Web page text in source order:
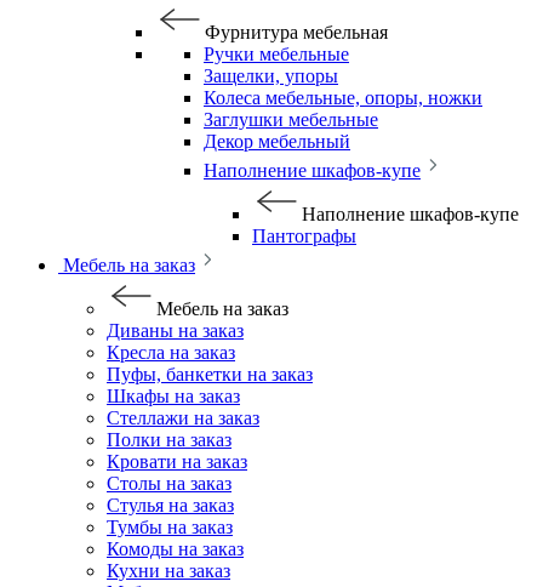
Фурнитура мебельная
Ручки мебельные
Защелки, упоры
Колеса мебельные, опоры, ножки
Заглушки мебельные
Декор мебельный
Наполнение шкафов-купе
Наполнение шкафов-купе
Пантографы
Мебель на заказ
Мебель на заказ
Диваны на заказ
Кресла на заказ
Пуфы, банкетки на заказ
Шкафы на заказ
Стеллажи на заказ
Полки на заказ
Кровати на заказ
Столы на заказ
Стулья на заказ
Тумбы на заказ
Комоды на заказ
Кухни на заказ